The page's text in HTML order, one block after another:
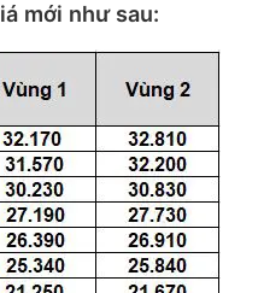
mới như sau: